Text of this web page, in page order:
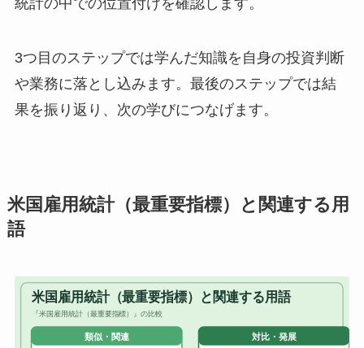
3つ目のステップでは学んだ知識を自身の投資判断
や業務に落とし込みます。最後のステップでは結
果を振り返り、次の学びにつなげます。
米国雇用統計（最重要指標）と関連する用
語